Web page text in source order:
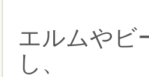
エルムやビ
し、